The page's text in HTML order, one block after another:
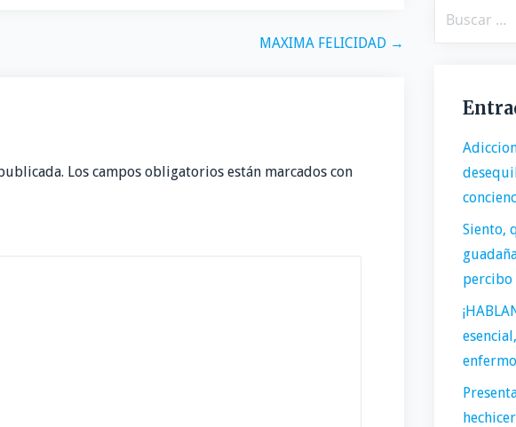
MAXIMA FELICIDAD →
Los campos obligatorios están marcados con
Siento,